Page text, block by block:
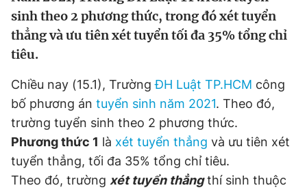
Video Magazine
Sản phẩm khác
Tiện ích Bạn cần biết
Thông tin tòa soạn Liên hệ quảng cáo
sinh theo 2 phương thức, trong đó xét tuyển
thẳng và ưu tiên xét tuyển tối đa 35% tổng chỉ
tiêu.
Chiều nay (15.1), TrườngĐH Luật TP.HCM công
bố phương án tuyển sinh năm 2021. Theo đó,
trường tuyển sinh theo 2 phương thức.
Phương thức 1 là xét tuyển thẳng và ưu tiên xét
tuyển thẳng, tối đa 35% tổng chỉ tiêu.
Theo đó, trường xét tuyển thẳngthí sinh thuộc